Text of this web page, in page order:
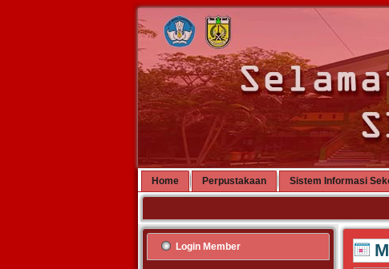
Home Perpustakaan Sistem Informasi
Login Member